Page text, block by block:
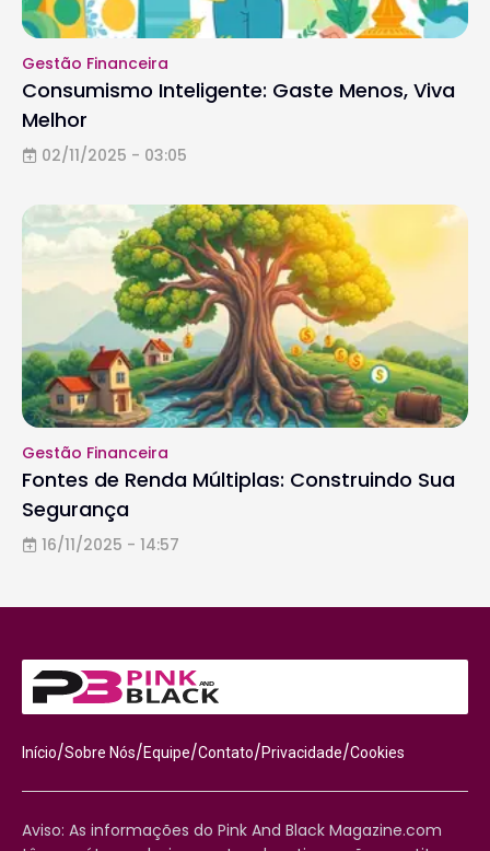
Gestão Financeira
Consumismo Inteligente: Gaste Menos, Viva
Melhor
02/11/2025 - 03:05
Gestão Financeira
Fontes de Renda Múltiplas: Construindo Sua
Segurança
16/11/2025 - 14:57
Início/Sobre Nós/Equipe/Contato/Privacidade/Cookies
Aviso: As informações do Pink And Black Magazine.com